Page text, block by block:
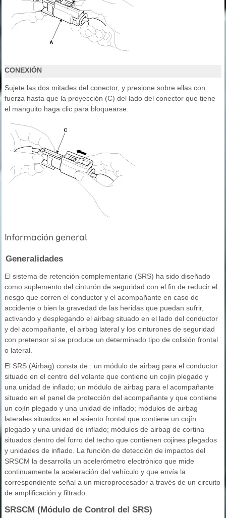
CONEXIÓN
Sujete las dos mitades del conector, y presione sobre ellas con
fuerza hasta que la proyección (C) del lado del conector que tiene
el manguito haga clic para bloquearse.
Información general
Generalidades
El sistema de retención complementario (SRS) ha sido diseñado
como suplemento del cinturón de seguridad con el fin de reducir el
riesgo que corren el conductor y el acompañante en caso de
accidente o bien la gravedad de las heridas que puedan sufrir,
activando y desplegando el airbag situado en el lado del conductor
y del acompañante, el airbag lateral y los cinturones de seguridad
con pretensor si se produce un determinado tipo de colisión frontal
o lateral.
El SRS (Airbag) consta de : un módulo de airbag para el conductor
situado en el centro del volante que contiene un cojín plegado y
una unidad de inflado; un módulo de airbag para el acompañante
situado en el panel de protección del acompañante y que contiene
un cojín plegado y una unidad de inflado; módulos de airbag
laterales situados en el asiento frontal que contiene un cojín
plegado y una unidad de inflado; módulos de airbag de cortina
situados dentro del forro del techo que contienen cojines plegados
y unidades de inflado. La función de detección de impactos del
SRSCM la desarrolla un acelerómetro electrónico que mide
continuamente la aceleración del vehículo y que envía la
correspondiente señal a un microprocesador a través de un circuito
de amplificación y filtrado.
SRSCM (Módulo de Control del SRS)